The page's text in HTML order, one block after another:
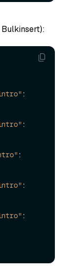
:
:
:
:
: